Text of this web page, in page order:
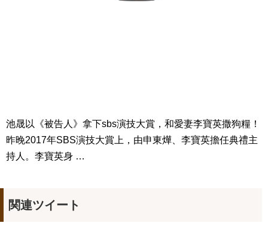
【裏芸能】キムユジョンの熱愛彼氏はあの大物俳優
キム・ユジョン、美しいセルフショットで近況を伝える“会いた
いでしょ？” Big News TV
キム・ユジョン、新ドラマ「まず熱く掃除せよ」に出演確
定…“台本を見た瞬間惹かれた” 20180123
리고 그려도 (Miss You In My Heart)
池晟以《被告人》拿下sbs演技大賞，和愛妻李寶英撒狗糧！
昨晚2017年SBS演技大賞上，由申東燁、李寶英擔任典禮主
持人。李寶英身 …
関連ツイート